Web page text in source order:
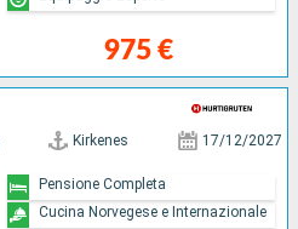
975 €
Kirkenes 17/12/2027
Pensione Completa
Cucina Norvegese e Internazionale